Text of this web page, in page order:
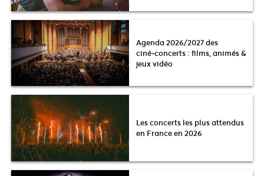
Agenda 2026/2027 des
ciné‑concerts : films, animés &
jeux vidéo
Les concerts les plus attendus
en France en 2026